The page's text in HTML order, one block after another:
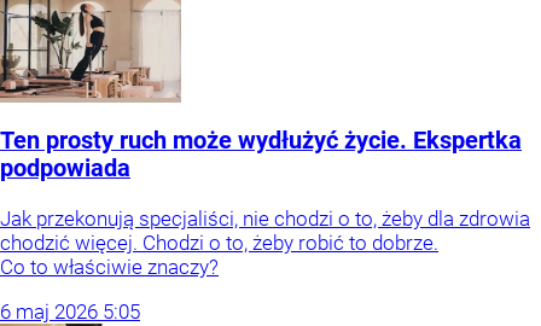
Ten prosty ruch może wydłużyć życie. Ekspertka
podpowiada
Jak przekonują specjaliści, nie chodzi o to, żeby dla zdrowia
chodzić więcej. Chodzi o to, żeby robić to dobrze.
Co to właściwie znaczy?
6 maj 2026 5:05